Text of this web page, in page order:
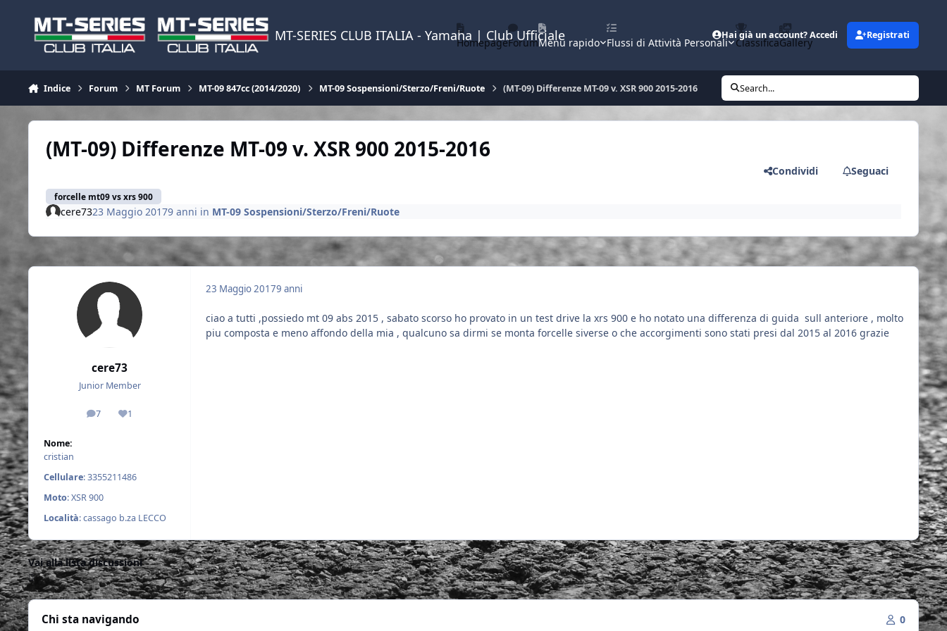
MT-SERIES CLUB ITALIA - Yamaha | Club Ufficiale
HomepageForumMenu rapido Flussi di Attività Personali ClassificaGallery
Hai già un account? Accedi Registrati
Indice Forum MT Forum MT-09 847cc (2014/2020) MT-09 Sospensioni/Sterzo/Freni/Ruote (MT-09) Differenze MT-09 v. XSR 900 2015-2016 Search...
(MT-09) Differenze MT-09 v. XSR 900 2015-2016
forcelle mt09 vs xrs 900
Condividi Seguaci
cere7323 Maggio 20179 anni in MT-09 Sospensioni/Sterzo/Freni/Ruote
cere73
Junior Member
7
messaggi1
Reputazione
Nome:
cristian
Cellulare: 3355211486
Moto: XSR 900
Località: cassago b.za LECCO
23 Maggio 20179 anni
ciao a tutti ,possiedo mt 09 abs 2015 , sabato scorso ho provato in un test drive la xrs 900 e ho notato una differenza di guida sull anteriore , molto
piu composta e meno affondo della mia , qualcuno sa dirmi se monta forcelle siverse o che accorgimenti sono stati presi dal 2015 al 2016 grazie
Vai alla lista discussioni
Chi sta navigando 0